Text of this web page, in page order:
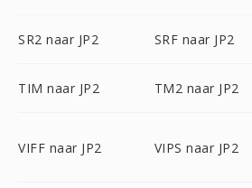
SR2 naar JP2 SRF naar JP2
TIM naar JP2 TM2 naar JP2
VIFF naar JP2 VIPS naar JP2